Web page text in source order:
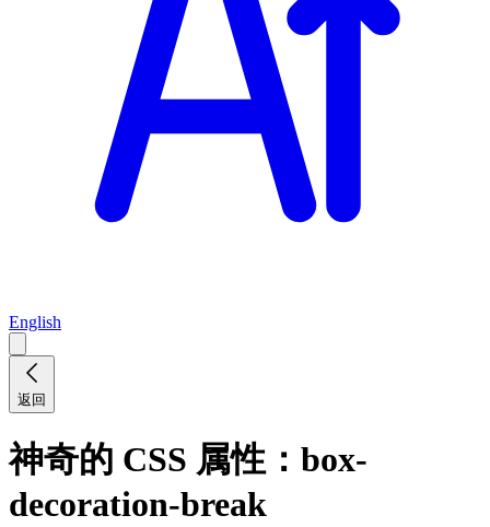
English
返回
神奇的 CSS 属性：box-
decoration-break